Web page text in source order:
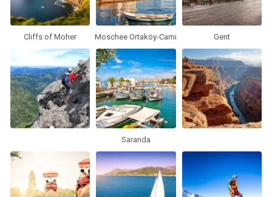
Cliffs of Moher Moschee Ortaköy-Cami Gent
Saranda